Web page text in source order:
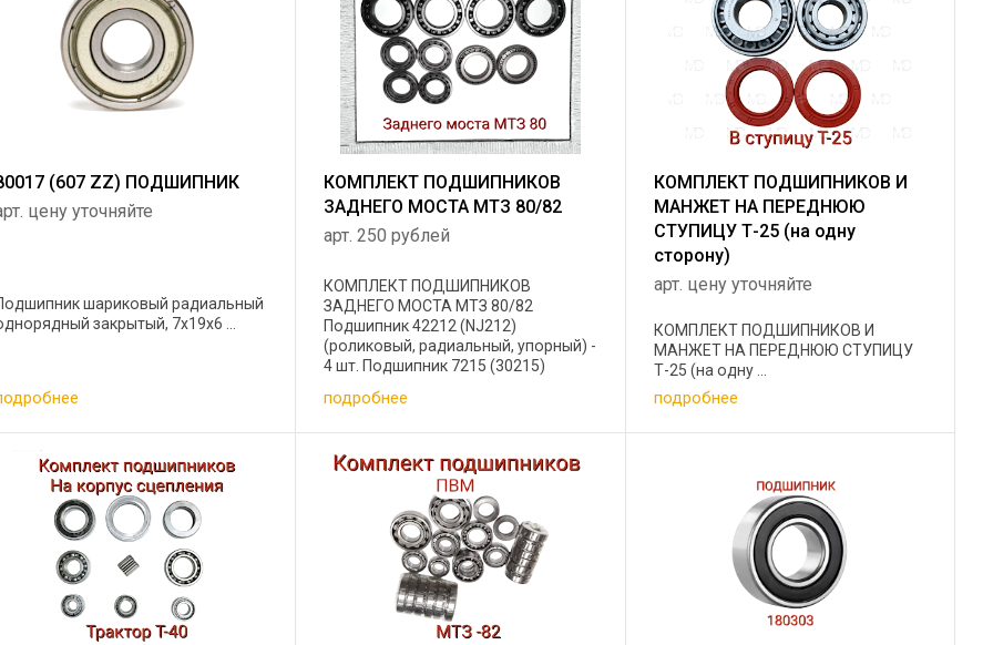
(607 ZZ) ПОДШИПНИК
цену уточняйте
шариковый радиальный
закрытый, 7х19х6 ...
КОМПЛЕКТ ПОДШИПНИКОВ
ЗАДНЕГО МОСТА МТЗ 80/82
арт. 250 рублей
КОМПЛЕКТ ПОДШИПНИКОВ
ЗАДНЕГО МОСТА МТЗ 80/82
Подшипник 42212 (NJ212)
(роликовый, радиальный, упорный) -
4 шт. Подшипник 7215 (30215)
(конический) - 2 шт. Подшипник 217
(6217) (радиальный шариковый) -4 ...
подробнее
КОМПЛЕКТ ПОДШИПНИКОВ И
МАНЖЕТ НА ПЕРЕДНЮЮ
СТУПИЦУ Т-25 (на одну
сторону)
арт. цену уточняйте
КОМПЛЕКТ ПОДШИПНИКОВ И
МАНЖЕТ НА ПЕРЕДНЮЮ СТУПИЦУ
Т-25 (на одну ...
подробнее